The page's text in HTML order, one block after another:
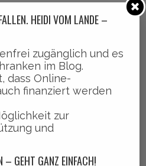
HEIDI VOM LANDE –
zugänglich und es
im Blog.
dass Online-
finanziert werden
zur
und
– GEHT GANZ EINFACH!